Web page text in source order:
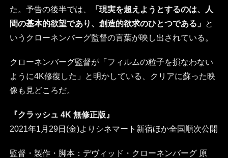
た。予告の後半では、
「現実を超えようとするのは、人
間の基本的欲望であり、創造的欲求のひとつである」 と
いうクローネンバーグ監督の言葉が映し出されている。
クローネンバーグ監督が「フィルムの粒子を損なわない
ように4K修復した」と明かしている、クリアに蘇った映
像も見どころだ。
『クラッシュ 4K 無修正版』
2021年1月29日(金)よりシネマート新宿ほか全国順次公開
監督・製作・脚本：デヴィッド・クローネンバーグ 原